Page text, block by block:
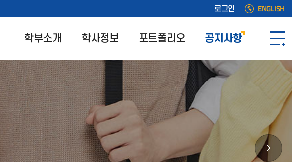
로그인 ENGLISH
학부소개 학사정보 포트폴리오 공지사항